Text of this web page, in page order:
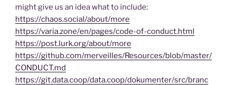
might give us an idea what to include:
https://chaos.social/about/more
https://varia.zone/en/pages/code-of-conduct.html
https://post.lurk.org/about/more
https://github.com/merveilles/Resources/blob/master/
CONDUCT.md
https://git.data.coop/data.coop/dokumenter/src/branc